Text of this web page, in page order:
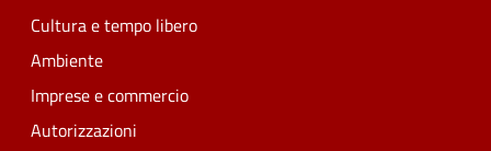
Cultura e tempo libero
Ambiente
Imprese e commercio
Autorizzazioni